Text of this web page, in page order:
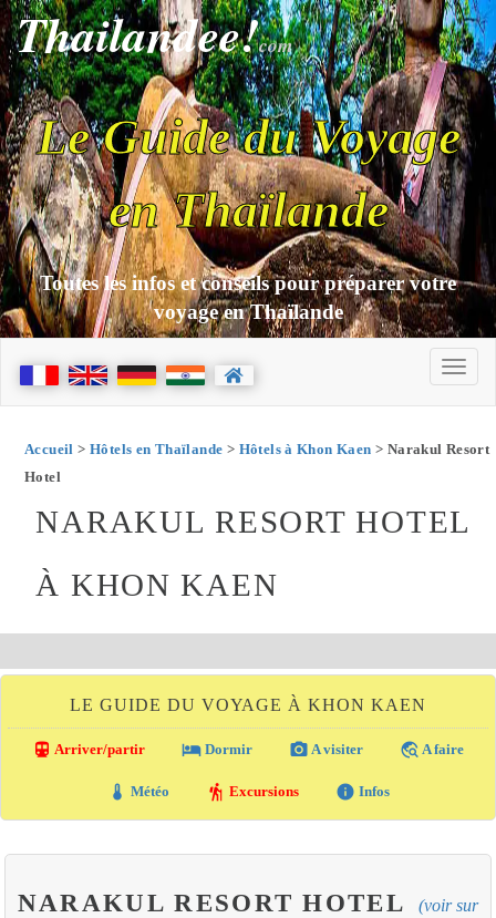
Thailandee!com
Le Guide du Voyage
en Thaïlande
Toutes les infos et conseils pour préparer votre
voyage en Thaïlande
Accueil > Hôtels en Thaïlande > Hôtels à Khon Kaen > Narakul Resort
Hotel
NARAKUL RESORT HOTEL
À KHON KAEN
LE GUIDE DU VOYAGE À KHON KAEN
directions_transit Arriver/partir local_hotel Dormir photo_camera A visiter travel_explore A faire
thermostat Météo hiking Excursions info Infos
NARAKUL RESORT HOTEL (voir sur